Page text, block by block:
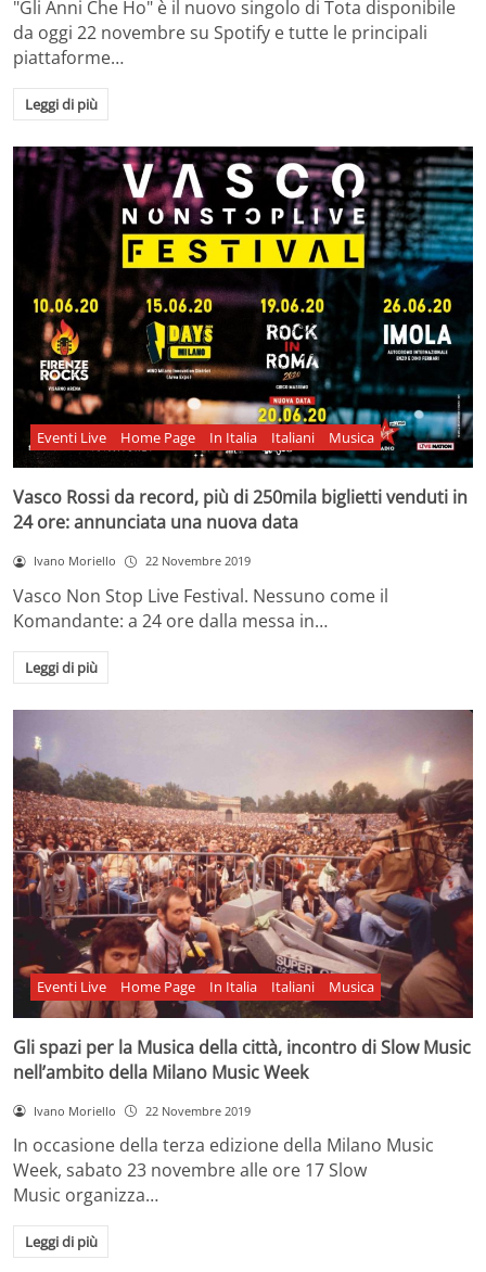
"Gli Anni Che Ho" è il nuovo singolo di Tota disponibile
da oggi 22 novembre su Spotify e tutte le principali
piattaforme…
Leggi di più
Eventi Live Home Page In Italia Italiani Musica
Vasco Rossi da record, più di 250mila biglietti venduti in
24 ore: annunciata una nuova data
Ivano Moriello 22 Novembre 2019
Vasco Non Stop Live Festival. Nessuno come il
Komandante: a 24 ore dalla messa in…
Leggi di più
Eventi Live Home Page In Italia Italiani Musica
Gli spazi per la Musica della città, incontro di Slow Music
nell’ambito della Milano Music Week
Ivano Moriello 22 Novembre 2019
In occasione della terza edizione della Milano Music
Week, sabato 23 novembre alle ore 17 Slow
Music organizza…
Leggi di più